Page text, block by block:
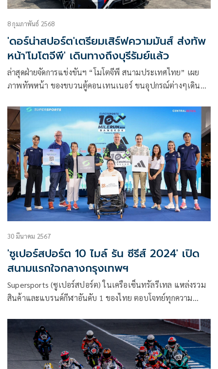
8 กุมภาพันธ์ 2568
'ดอร์น่าสปอร์ต'เตรียมเสิร์ฟความมันส์ ส่งทัพ
หน้า'โมโตจีพี' เดินทางถึงบุรีรัมย์แล้ว
ล่าสุดฝ่ายจัดการแข่งขันฯ “โมโตจีพี สนามประเทศไทย” เผย
ภาพทัพหน้า ของขบวนตู้คอนเทนเนอร์ ขนอุปกรณ์ต่างๆเดิน
โลก ทุกฝ่ายเตรียมการเข้มข้นทั้งการจัดการองค์รวม การจัดสถาน
ที่ อบรมทีมแพทย์ เตรียมการต้อนรับนักท่องเที่ยวเต็มขั้น ทุก
ฝ่ายมุ่งมั่นตั้งใจในการสร้างความประทับใจตั้งแต่ก้าวแรกที่มาถึง
จนวินาทีสุดท้ายที่เดินทางกลับ
30 มีนาคม 2567
'ซูเปอร์สปอร์ต 10 ไมล์ รัน ซีรีส์ 2024' เปิด
สนามแรกใจกลางกรุงเทพฯ
Supersports (ซูเปอร์สปอร์ต) ในเครือเซ็นทรัลรีเทล แหล่งรวม
สินค้าและแบรนด์กีฬาอันดับ 1 ของไทย ตอบโจทย์ทุกความ
10 Mile Run Series 2024 Thailand ซูเปอร์สปอร์ต 10 ไมล์ รัน
ซีรีส์ 2024 ไทยปลนด์ ในรูปแบบซีรีส์ 4 สนาม พร้อมเปิดสนาม
แรกใจกลางกรุงเทพฯ ผนึกกำลัง อาดิดาส ไทยแลนด์ ให้นักวิ่งทั้ง
ชาวไทยและต่างประเทศสัมผัสสุดยอดประสบการณ์งานวิ่งระดับ